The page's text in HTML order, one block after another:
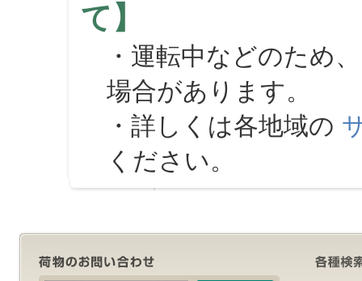
て】
・運転中などのため
場合があります。
・詳しくは各地域の
ください。